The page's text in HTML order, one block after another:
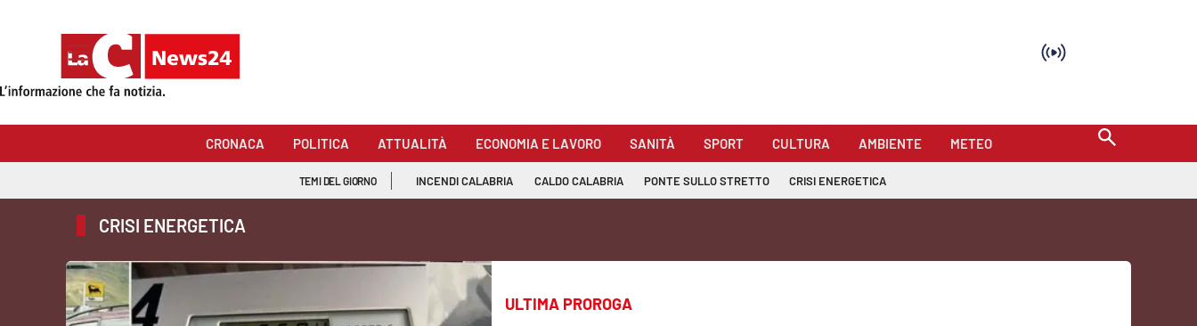
Sezioni
Attualità
Italia Mondo
CRONACA POLITICA ATTUALITÀ ECONOMIA E LAVORO SANITÀ SPORT CULTURA AMBIENTE METEO
TEMI DEL GIORNO INCENDI CALABRIA CALDO CALABRIA PONTE SULLO STRETTO CRISI ENERGETICA
CRISI ENERGETICA
ULTIMA PROROGA